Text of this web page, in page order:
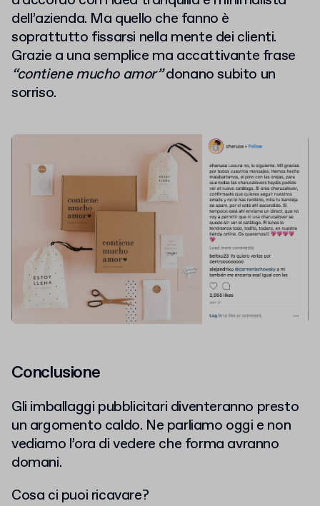
dell’azienda. Ma quello che fanno è
soprattutto fissarsi nella mente dei clienti.
Grazie a una semplice ma accattivante frase
“contiene mucho amor”donano subito un
sorriso.
Conclusione
Gli imballaggi pubblicitari diventeranno presto
un argomento caldo. Ne parliamo oggi e non
vediamo l’ora di vedere che forma avranno
domani.
Cosa ci puoi ricavare?